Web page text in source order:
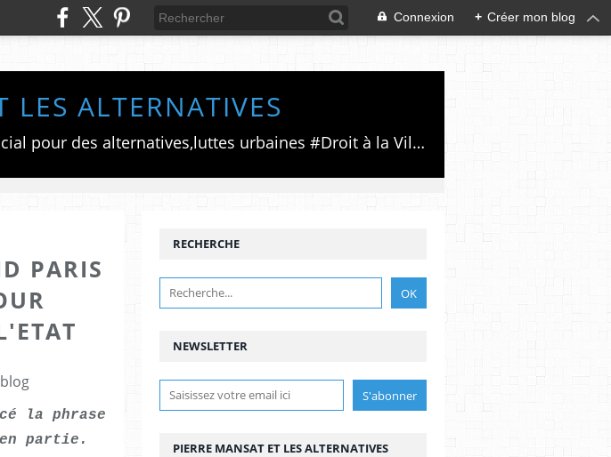
Connexion + Créer mon blog
LES ALTERNATIVES
Luttes émancipatrices,recherche du forum politico/social pour des alternatives,luttes urbaines #Droit à la Ville", #Paris #GrandParis,enjeux de la métropolisation,accès aux Archives publiques par Pierre Mansat,auteur‼️Ma vie rouge. Meutre au Grand Paris‼️[PUG]Association Josette & Maurice #Audin>bénevole Secours Populaire>Comité Laghouat-France>#Mumia #INTA
PARIS
la phrase
partie.
NEWSLETTER
RECHERCHE
PIERRE MANSAT ET LES ALTERNATIVES